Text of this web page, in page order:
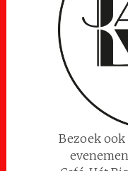
Bezoek ook